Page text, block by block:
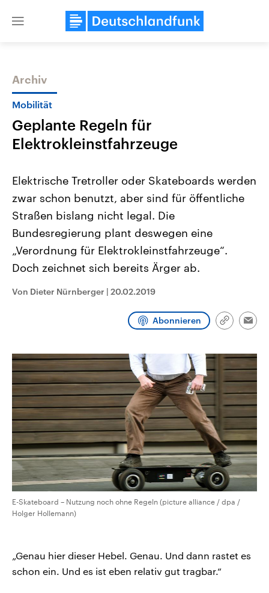
Close
Themen
Landtagswahl Sachsen-Anhalt
2026
Alle Informationen
Sachsen-Anhalt wählt am 6.
September 2026 einen neuen
Landtag. Seit 2021 wird das
Bundesland von einer Koalition aus
Umfragen, Prognosen,
Wahlprogramme, aktuelle Berichte
und Kandidaten der anstehenden
USA
Aktuelle Beiträge,
Hintergründe
Wirtschaftlich und
gehören die Vereinigten
den mächtigsten Ländern
mit großem Einfluss auf
aktuelle Weltgeschehen.
Archiv
Mobilität
Geplante Regeln für
Elektrokleinstfahrzeuge
Elektrische Tretroller oder Skateboards werden
zwar schon benutzt, aber sind für öffentliche
Straßen bislang nicht legal. Die
Bundesregierung plant deswegen eine
„Verordnung für Elektrokleinstfahrzeuge“.
Doch zeichnet sich bereits Ärger ab.
Von Dieter Nürnberger | 20.02.2019
Abonnieren
Link
E-Skateboard – Nutzung noch ohne Regeln (picture alliance / dpa /
Holger Hollemann)
„Genau hier dieser Hebel. Genau. Und dann rastet es
schon ein. Und es ist eben relativ gut tragbar.“